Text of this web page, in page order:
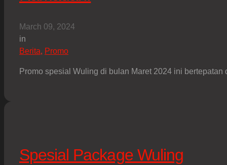
March 09, 2024
in
Berita, Promo
Promo spesial Wuling di bulan Maret 2024 ini
Spesial Package Wuling